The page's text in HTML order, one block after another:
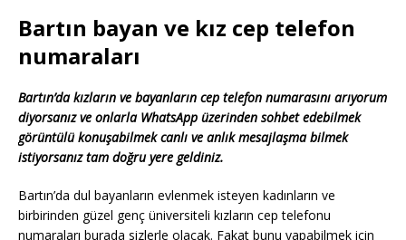
Bartın bayan ve kız cep telefon
numaraları
Bartın’da kızların ve bayanların cep telefon numarasını arıyorum
diyorsanız ve onlarla WhatsApp üzerinden sohbet edebilmek
görüntülü konuşabilmek canlı ve anlık mesajlaşma bilmek
istiyorsanız tam doğru yere geldiniz.
Bartın’da dul bayanların evlenmek isteyen kadınların ve
birbirinden güzel genç üniversiteli kızların cep telefonu
numaraları burada sizlerle olacak. Fakat bunu yapabilmek için